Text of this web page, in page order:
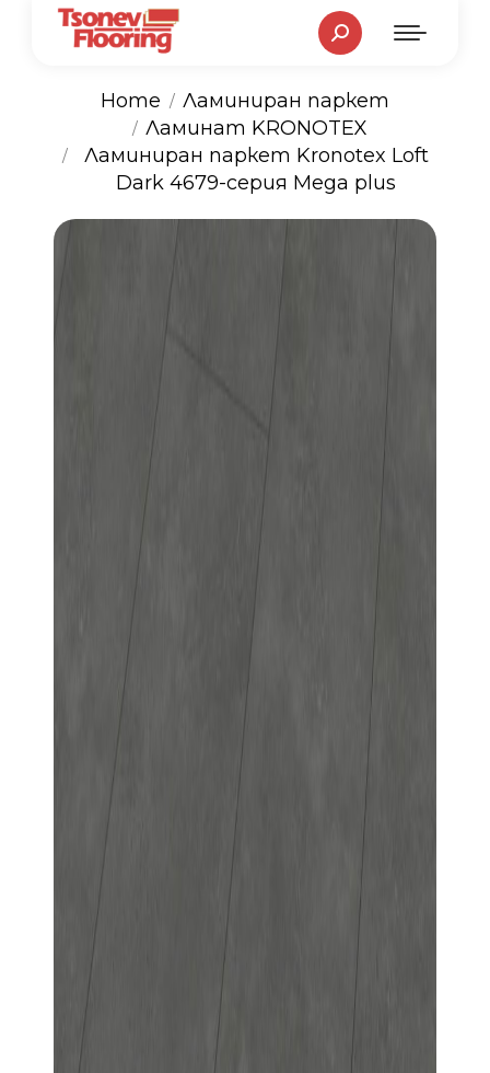
Search:
You are here:
Home
Ламиниран паркет
Ламинат KRONOTEX
Ламиниран паркет Kronotex Loft
Dark 4679-серия Mega plus